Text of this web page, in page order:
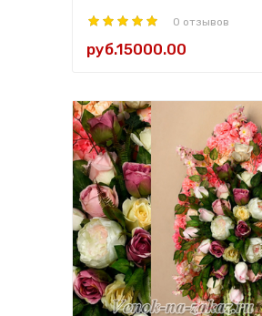
0 отзывов
руб.15000.00